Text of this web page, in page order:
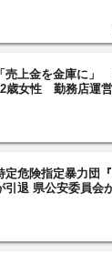
「売上金を金庫に」
歳女性 勤務店運
定危険指定暴力団
引退 県公安委員会